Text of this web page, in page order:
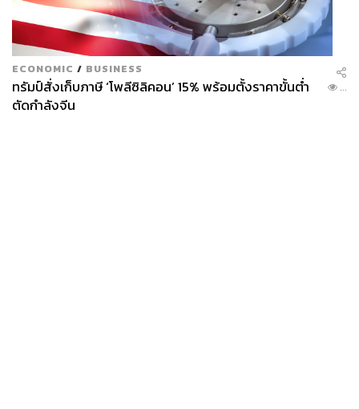
ECONOMIC / BUSINESS
ทรัมป์สั่งเก็บภาษี ‘โพลีซิลิคอน’ 15% พร้อมตั้งราคาขั้นต่ำ
ตัดกำลังจีน
...